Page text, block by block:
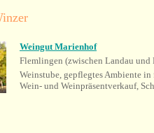
Weingut Marienhof
Flemlingen (zwischen Landau und
Weinstube, gepflegtes Ambiente
Wein- und Weinpräsentverkauf,